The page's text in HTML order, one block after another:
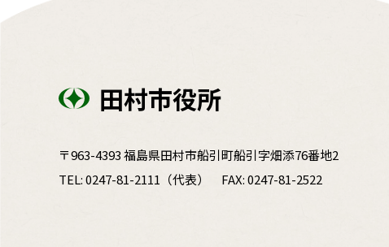
田村市役所
〒963-4393 福島県田村市船引町船引字畑添76番地2
TEL:0247-81-2111 （代表） FAX: 0247-81-2522